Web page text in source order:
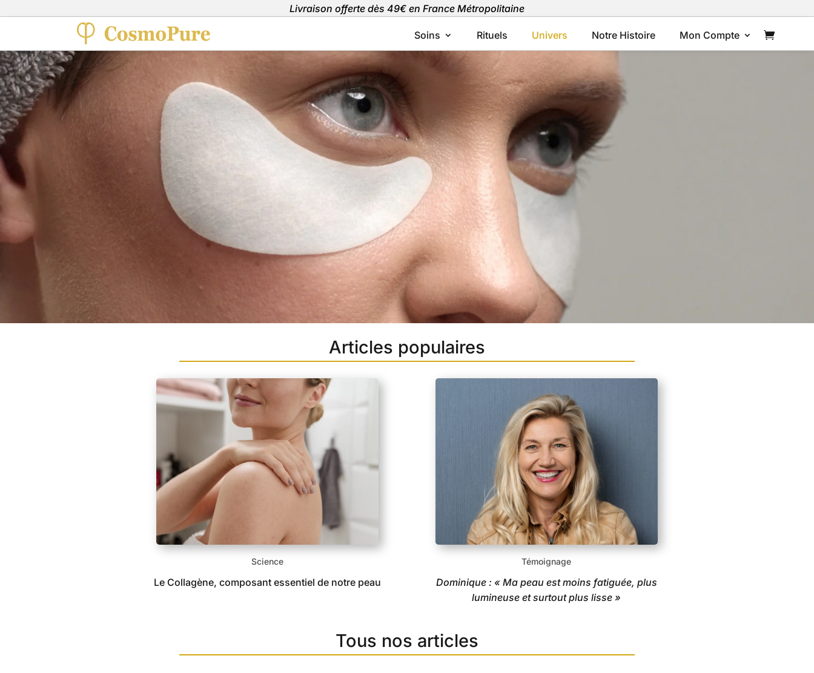
Livraison offerte dès 49€ en France Métropolitaine
Soins Rituels Univers Notre Histoire Mon Compte
Articles populaires
Science
Le Collagène, composant essentiel de notre peau
Témoignage
Dominique : « Ma peau est moins fatiguée, plus
lumineuse et surtout plus lisse »
Tous nos articles